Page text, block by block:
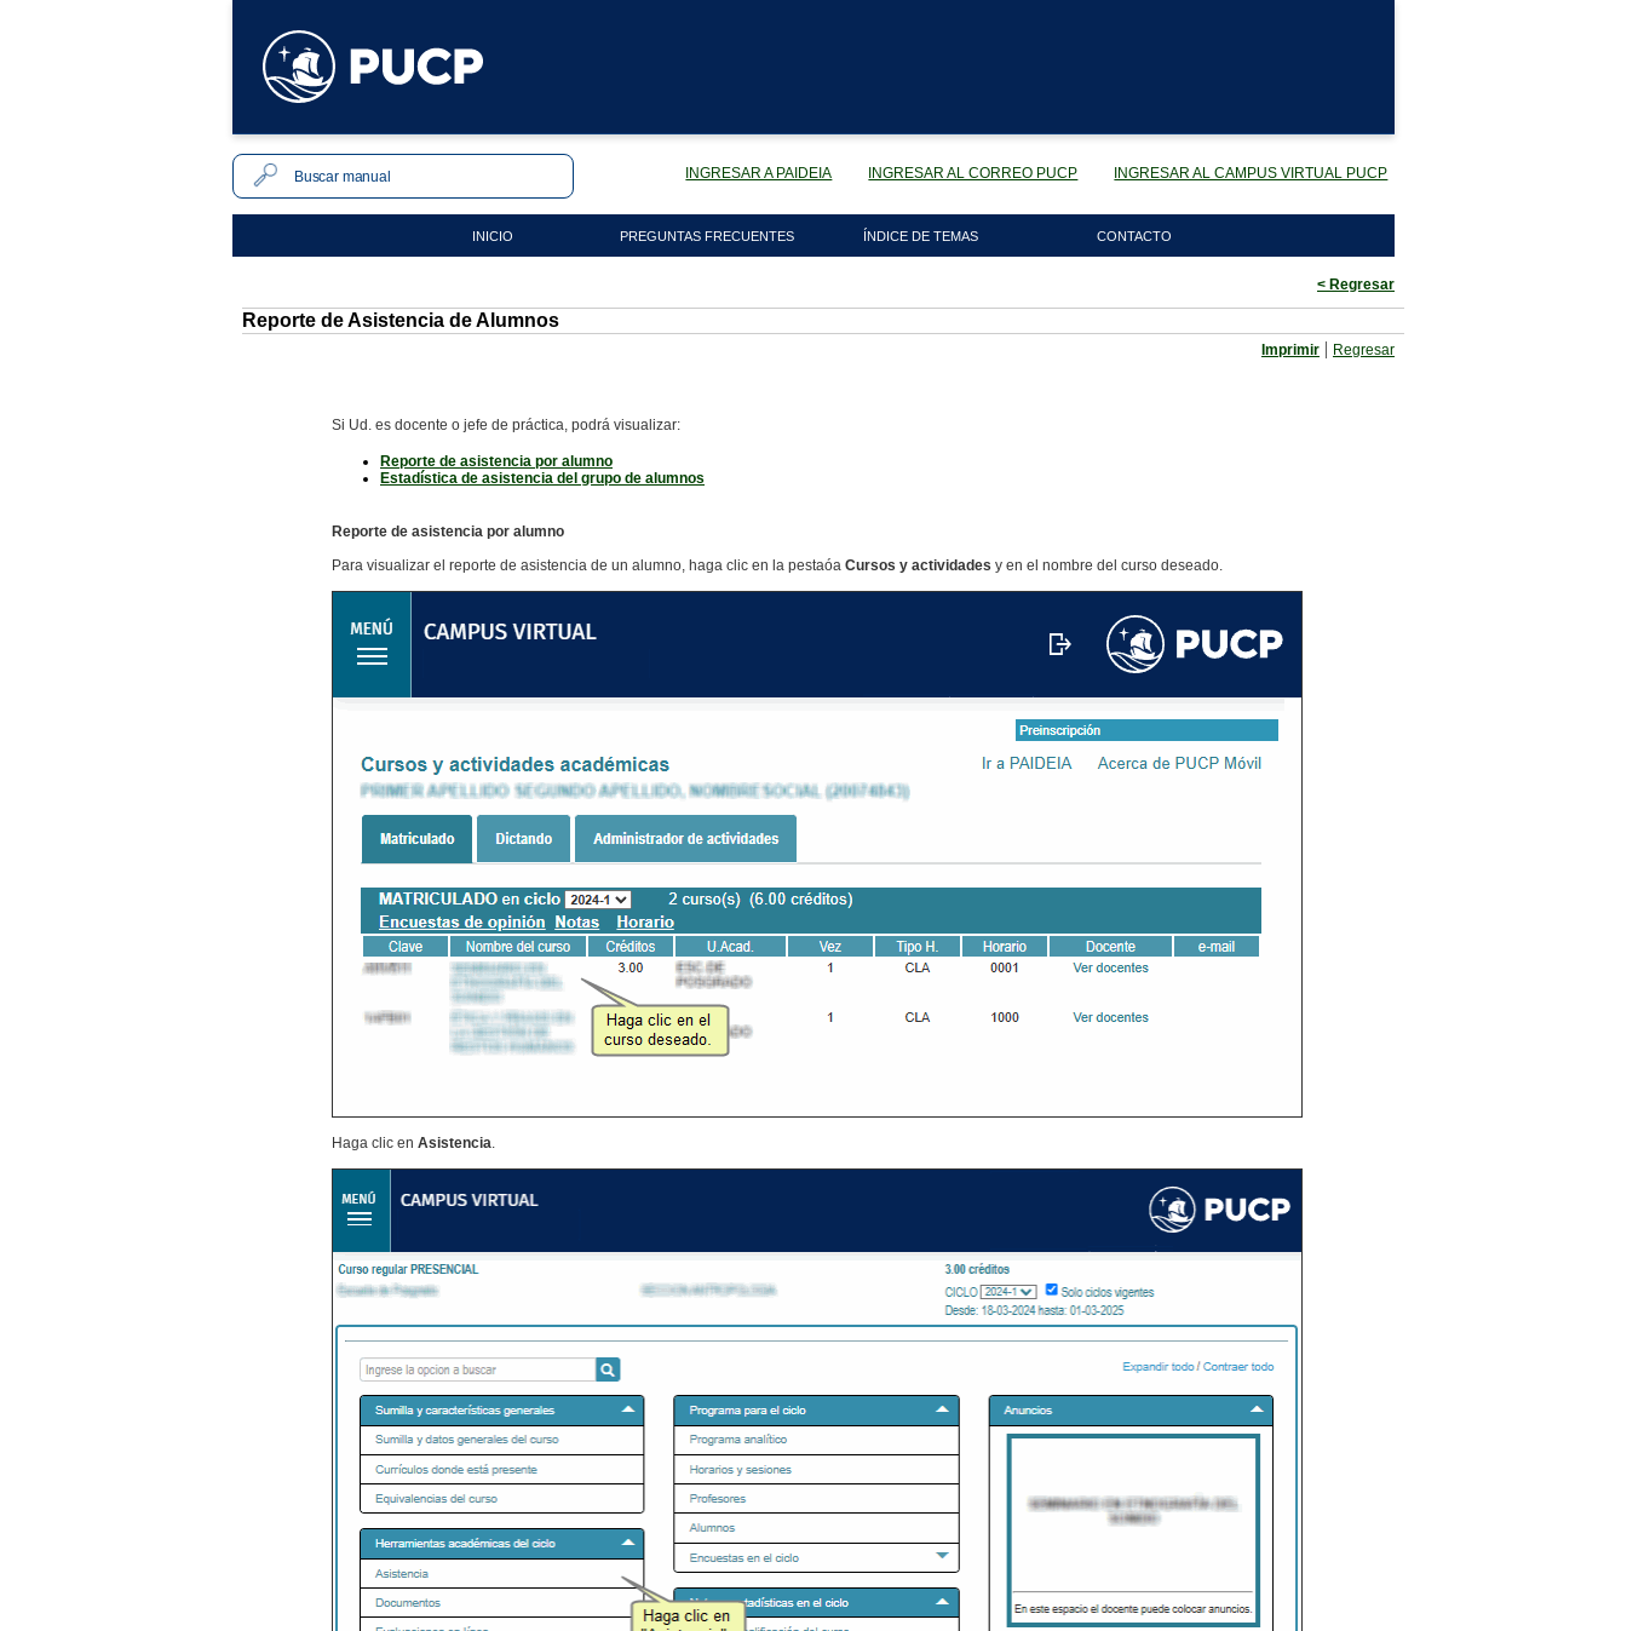
INGRESAR A PAIDEIA INGRESAR AL CORREO PUCP INGRESAR AL CAMPUS VIRTUAL PUCP
INICIO PREGUNTAS FRECUENTES ÍNDICE DE TEMAS CONTACTO
< Regresar
Reporte de Asistencia de Alumnos
Imprimir | Regresar
Si Ud. es docente o jefe de práctica, podrá visualizar:
Reporte de asistencia por alumno
Estadística de asistencia del grupo de alumnos
Reporte de asistencia por alumno
Para visualizar el reporte de asistencia de un alumno, haga clic en la pestaóa Cursos y actividades y en el nombre del curso deseado.
Haga clic en Asistencia.